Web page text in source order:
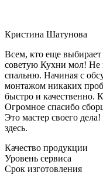
Кристина Шатунова
Всем, кто еще
советую Кухни мол! Не
спальню. Начиная с
монтажом никаких
быстро и качественно.
Огромное спасибо
Это мастер своего
здесь.
Качество продукции
Уровень сервиса
Срок изготовления